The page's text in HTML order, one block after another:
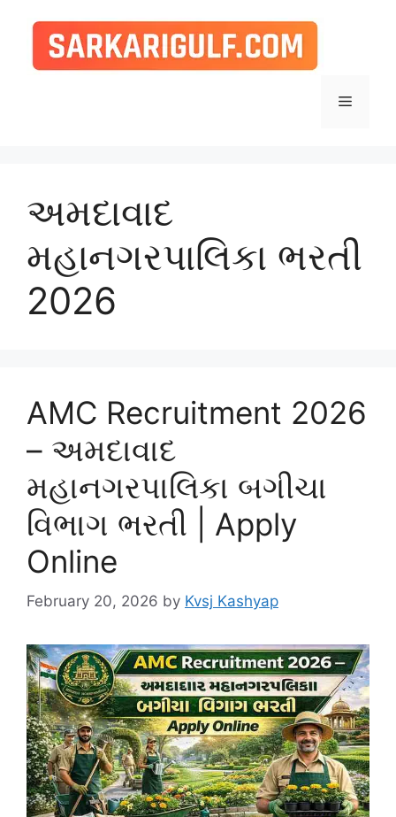
content
Menu
અમદાવાદ
મહાનગરપાલિકા ભરતી
2026
AMC Recruitment 2026
– અમદાવાદ
મહાનગરપાલિકા બગીચા
વિભાગ ભરતી | Apply
Online
February 20, 2026 by Kvsj Kashyap